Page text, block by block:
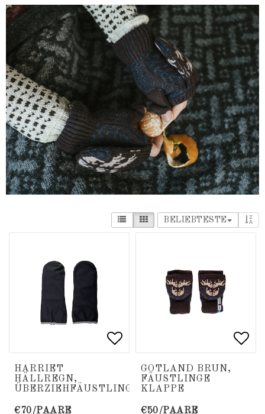
BELIEBTESTE
Add to list of favorites
Add to list of favorites
HARRIET
HÄLLREGN,
ÜBERZIEHFÄUSTLING
€70/PAARE
GOTLAND BRUN,
FÄUSTLINGE
KLAPPE
€50/PAARE